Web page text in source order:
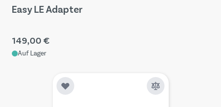
Easy LE Adapter
149,00 €
Auf Lager